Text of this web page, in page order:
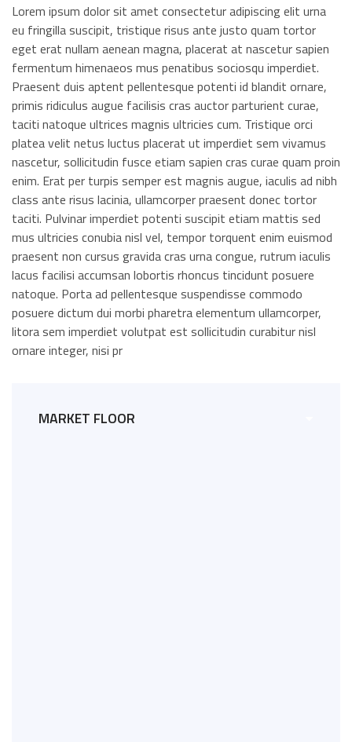
Lorem ipsum dolor sit amet consectetur adipiscing elit urna
eu fringilla suscipit, tristique risus ante justo quam tortor
eget erat nullam aenean magna, placerat at nascetur sapien
fermentum himenaeos mus penatibus sociosqu imperdiet.
Praesent duis aptent pellentesque potenti id blandit ornare,
primis ridiculus augue facilisis cras auctor parturient curae,
taciti natoque ultrices magnis ultricies cum. Tristique orci
platea velit netus luctus placerat ut imperdiet sem vivamus
nascetur, sollicitudin fusce etiam sapien cras curae quam proin
enim. Erat per turpis semper est magnis augue, iaculis ad nibh
class ante risus lacinia, ullamcorper praesent donec tortor
taciti. Pulvinar imperdiet potenti suscipit etiam mattis sed
mus ultricies conubia nisl vel, tempor torquent enim euismod
praesent non cursus gravida cras urna congue, rutrum iaculis
lacus facilisi accumsan lobortis rhoncus tincidunt posuere
natoque. Porta ad pellentesque suspendisse commodo
posuere dictum dui morbi pharetra elementum ullamcorper,
litora sem imperdiet volutpat est sollicitudin curabitur nisl
ornare integer, nisi pr